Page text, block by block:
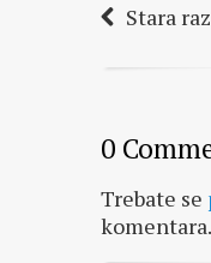
Stara
0
Trebate se
komentara.